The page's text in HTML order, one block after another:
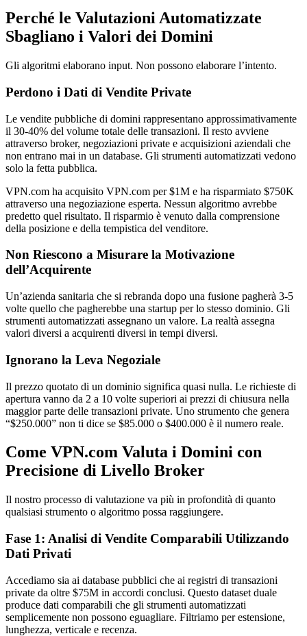
Perché le Valutazioni Automatizzate
Sbagliano i Valori dei Domini
Gli algoritmi elaborano input. Non possono elaborare l’intento.
Perdono i Dati di Vendite Private
Le vendite pubbliche di domini rappresentano approssimativamente
il 30-40% del volume totale delle transazioni. Il resto avviene
attraverso broker, negoziazioni private e acquisizioni aziendali che
non entrano mai in un database. Gli strumenti automatizzati vedono
solo la fetta pubblica.
VPN.com ha acquisito VPN.com per $1M e ha risparmiato $750K
attraverso una negoziazione esperta. Nessun algoritmo avrebbe
predetto quel risultato. Il risparmio è venuto dalla comprensione
della posizione e della tempistica del venditore.
Non Riescono a Misurare la Motivazione
dell’Acquirente
Un’azienda sanitaria che si rebranda dopo una fusione pagherà 3-5
volte quello che pagherebbe una startup per lo stesso dominio. Gli
strumenti automatizzati assegnano un valore. La realtà assegna
valori diversi a acquirenti diversi in tempi diversi.
Ignorano la Leva Negoziale
Il prezzo quotato di un dominio significa quasi nulla. Le richieste di
apertura vanno da 2 a 10 volte superiori ai prezzi di chiusura nella
maggior parte delle transazioni private. Uno strumento che genera
“$250.000” non ti dice se $85.000 o $400.000 è il numero reale.
Come VPN.com Valuta i Domini con
Precisione di Livello Broker
Il nostro processo di valutazione va più in profondità di quanto
qualsiasi strumento o algoritmo possa raggiungere.
Fase 1: Analisi di Vendite Comparabili Utilizzando
Dati Privati
Accediamo sia ai database pubblici che ai registri di transazioni
private da oltre $75M in accordi conclusi. Questo dataset duale
produce dati comparabili che gli strumenti automatizzati
semplicemente non possono eguagliare. Filtriamo per estensione,
lunghezza, verticale e recenza.